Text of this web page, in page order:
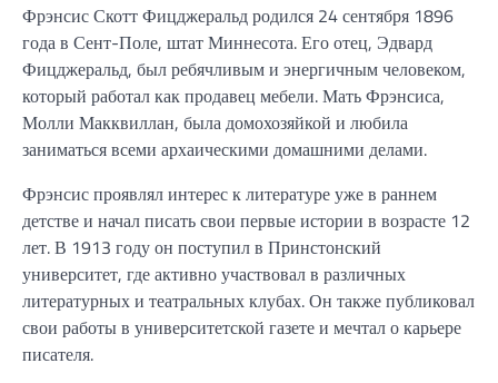
Фрэнсис Скотт Фицджеральд родился 24 сентября 1896
года в Сент-Поле, штат Миннесота. Его отец, Эдвард
Фицджеральд, был ребячливым и энергичным человеком,
который работал как продавец мебели. Мать Фрэнсиса,
Молли Макквиллан, была домохозяйкой и любила
заниматься всеми архаическими домашними делами.
Фрэнсис проявлял интерес к литературе уже в раннем
детстве и начал писать свои первые истории в возрасте 12
лет. В 1913 году он поступил в Принстонский
университет, где активно участвовал в различных
литературных и театральных клубах. Он также публиковал
свои работы в университетской газете и мечтал о карьере
писателя.